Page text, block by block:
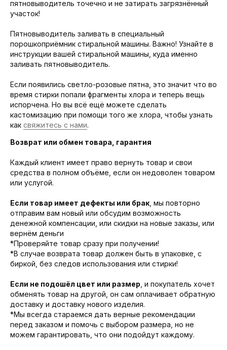
пятновыводитель точечно и не затирать загрязнённый
участок!
Пятновыводитель заливать в специальный
порошкоприёмник стиральной машины. Важно! Узнайте в
инструкции вашей стиральной машины, куда именно
заливать пятновыводитель.
Если появились светло-розовые пятна, это значит что во
время стирки попали фрагменты хлора и теперь вещь
испорчена. Но вы всё ещё можете сделать
кастомизацию при помощи того же хлора, чтобы узнать
как свяжитесь с нами.
Возврат или обмен товара, гарантия
Каждый клиент имеет право вернуть товар и свои
средства в полном объёме, если он недоволен товаром
или услугой.
Если товар имеет дефекты или брак , мы повторно
отправим вам новый или обсудим возможность
денежной компенсации, или скидки на новые заказы, или
вернём деньги
*Проверяйте товар сразу при получении!
*В случае возврата товар должен быть в упаковке, с
биркой, без следов использования или стирки!
Если не подошёл цвет или размер , и покупатель хочет
обменять товар на другой, он сам оплачивает обратную
доставку и доставку нового изделия.
*Мы всегда стараемся дать верные рекомендации
перед заказом и помочь с выбором размера, но не
можем гарантировать, что они подойдут каждому.